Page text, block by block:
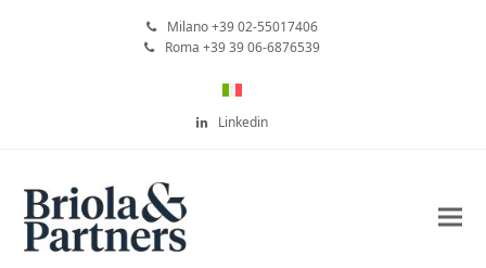
Milano +39 02-55017406
Roma +39 39 06-6876539
Linkedin